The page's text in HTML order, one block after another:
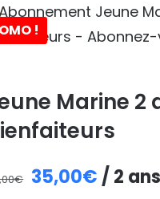
!
Marine 2
€ Le
35,00€ Le
/ 2